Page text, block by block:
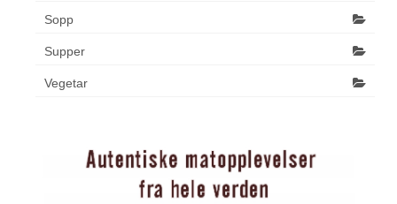
Sopp
Supper
Vegetar